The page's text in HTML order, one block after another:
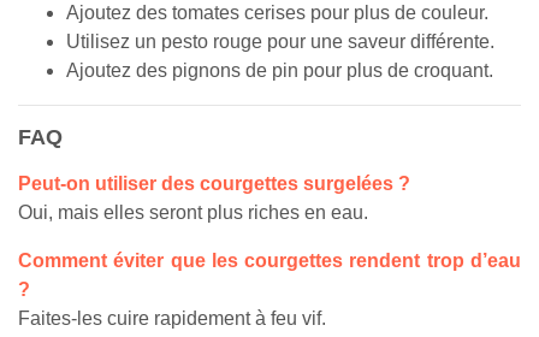
Ajoutez des tomates cerises pour plus de couleur.
Utilisez un pesto rouge pour une saveur différente.
Ajoutez des pignons de pin pour plus de croquant.
FAQ
Peut-on utiliser des courgettes surgelées ?
Oui, mais elles seront plus riches en eau.
Comment éviter que les courgettes rendent trop d’eau
?
Faites-les cuire rapidement à feu vif.